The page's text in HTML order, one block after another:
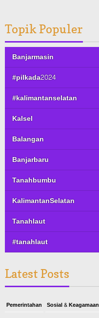
Topik Populer
Banjarmasin
#pilkada2024
#kalimantanselatan
Kalsel
Balangan
Banjarbaru
Tanahbumbu
KalimantanSelatan
Tanahlaut
#tanahlaut
Latest Posts
Pemerintahan Sosial & Keagamaan